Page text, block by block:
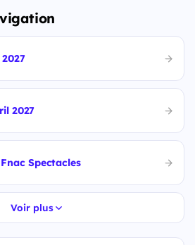
2027
Fnac Spectacles
Voir plus